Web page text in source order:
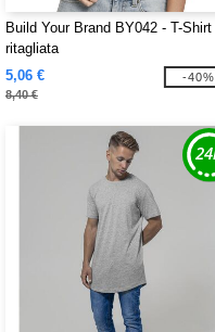
Build Your Brand BY042 - T-Shirt
ritagliata
5,06 €
8,40 €
-40%